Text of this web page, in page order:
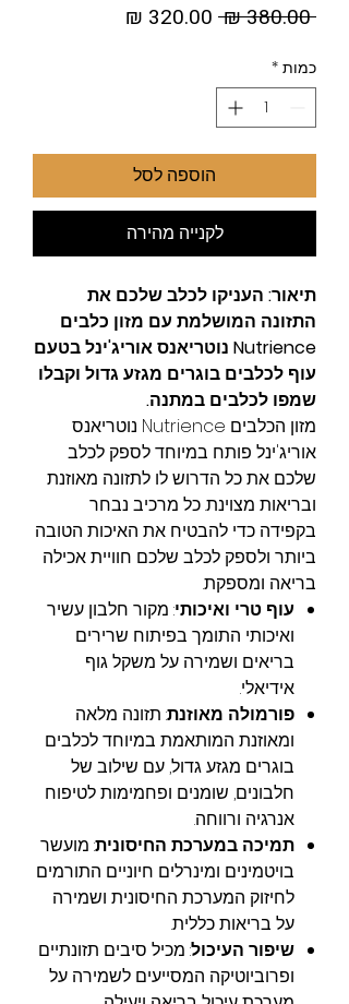
‏380.00 ‏₪
מחיר
כמות *
הוספה לסל
לקנייה מהירה
תיאור: העניקו לכלב שלכם את
התזונה המושלמת עם מזון כלבים
Nutrience נוטריאנס אוריג'ינל בטעם
עוף לכלבים בוגרים מגזע גדול וקבלו
שמפו לכלבים במתנה.
מזון הכלבים Nutrience נוטריאנס
אוריג'ינל פותח במיוחד לספק לכלב
שלכם את כל הדרוש לו לתזונה מאוזנת
ובריאות מצוינת. כל מרכיב נבחר
בקפידה כדי להבטיח את האיכות הטובה
ביותר ולספק לכלב שלכם חוויית אכילה
בריאה ומספקת.
עוף טרי ואיכותי: מקור חלבון עשיר
ואיכותי התומך בפיתוח שרירים
בריאים ושמירה על משקל גוף
אידיאלי.
פורמולה מאוזנת: תזונה מלאה
ומאוזנת המותאמת במיוחד לכלבים
בוגרים מגזע גדול, עם שילוב של
חלבונים, שומנים ופחמימות לטיפוח
אנרגיה ורווחה.
תמיכה במערכת החיסונית: מועשר
בויטמינים ומינרלים חיוניים התורמים
לחיזוק המערכת החיסונית ושמירה
על בריאות כללית.
שיפור העיכול: מכיל סיבים תזונתיים
ופרוביוטיקה המסייעים לשמירה על